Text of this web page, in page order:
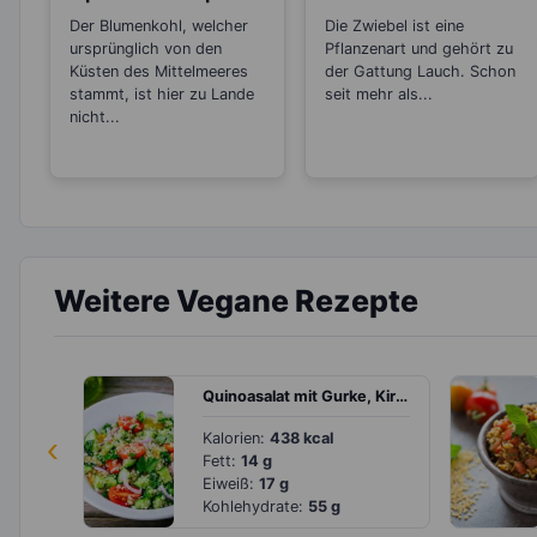
Wert im Blut und
schützt vor
Übersäuerung
Der Blumenkohl, welcher
ursprünglich von den
Küsten des Mittelmeeres
stammt, ist hier zu Lande
nicht...
Antibiotikum und
„Wunder“-Heilmittel
Die Zwiebel ist eine
Pflanzenart und gehört zu
der Gattung Lauch. Schon
seit mehr als...
Weitere Vegane Rezepte
‹
Quinoasalat mit Gurke, Kirschtomaten und Ernussdressing
Kalorien: 438 kcal
Fett: 14 g
Eiweiß: 17 g
Kohlehydrate: 55 g